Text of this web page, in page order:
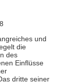
und
die
des
Einflüsse
dritte seiner